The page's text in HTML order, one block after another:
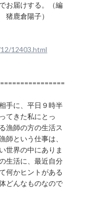
お届けする。（編
鹿倉陽子）
12403.html
手に、平日９時半
てきた私にとっ
漁師の方の生活ス
師という仕事は、
世界の中にありま
生活に、最近自分
何かヒントがある
どんなものなので